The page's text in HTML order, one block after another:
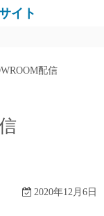
イト
配信
2020年12月6日